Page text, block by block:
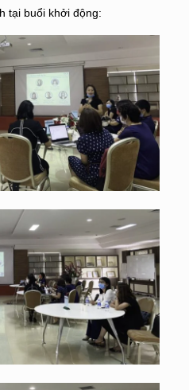
tại buổi khởi động: